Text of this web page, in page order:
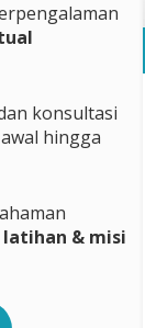
konsultasi
hingga
latihan & misi